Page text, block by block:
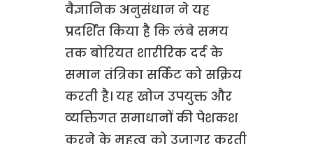
वैज्ञानिक अनुसंधान ने यह
प्रदर्शित किया है कि लंबे समय
तक बोरियत शारीरिक दर्द के
समान तंत्रिका सर्किट को सक्रिय
करती है। यह खोज उपयुक्त और
व्यक्तिगत समाधानों की पेशकश
करने के महत्व को उजागर करती